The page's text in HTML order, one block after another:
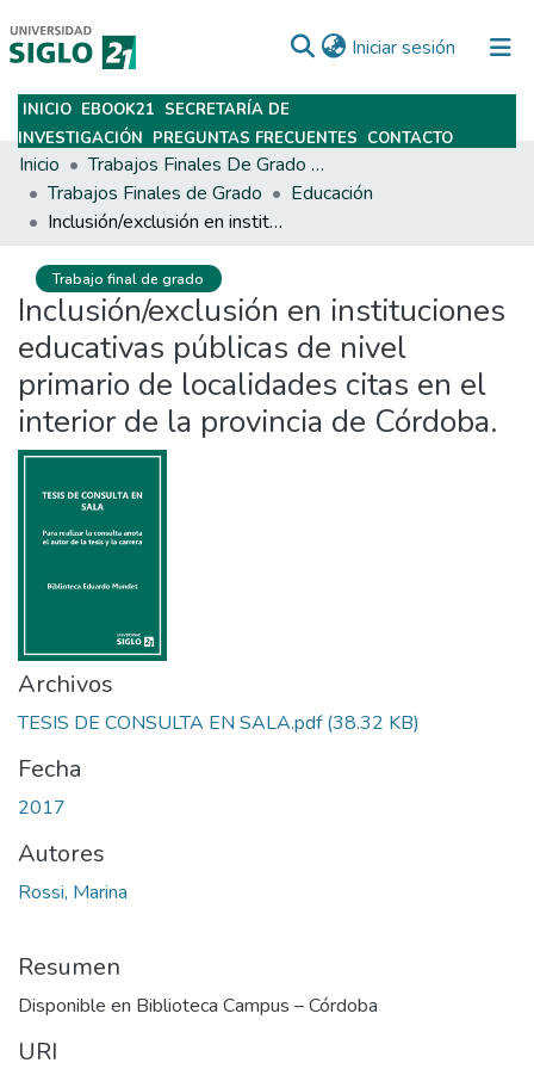
Iniciar sesión (current)
Subir
INICIO EBOOK21 SECRETARÍA DE
INVESTIGACIÓN PREGUNTAS FRECUENTES CONTACTO
Inicio
Trabajos Finales De Grado Y Posgrado
Trabajos Finales de Grado
Educación
Inclusión/exclusión en instituciones educativas públicas de nivel primario de localidades citas en el interior de la provincia de Córdoba.
Trabajo final de grado
Inclusión/exclusión en instituciones
educativas públicas de nivel
primario de localidades citas en el
interior de la provincia de Córdoba.
Archivos
TESIS DE CONSULTA EN SALA.pdf(38.32 KB)
Fecha
2017
Autores
Rossi, Marina
Resumen
Disponible en Biblioteca Campus – Córdoba
URI